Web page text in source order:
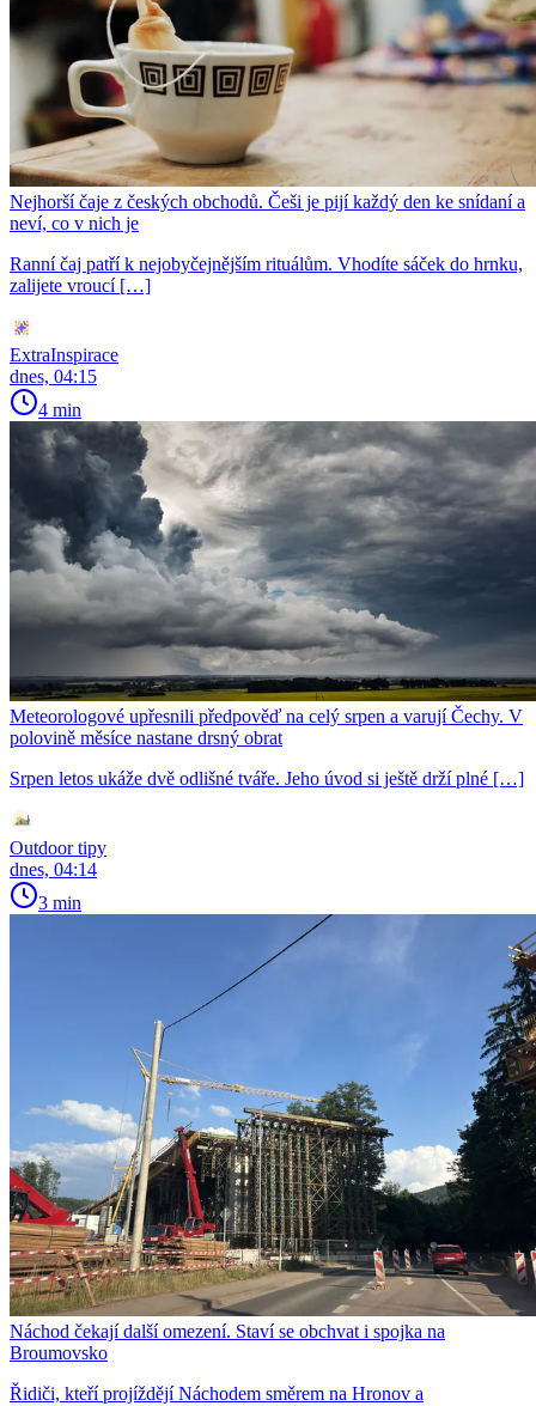
Nejhorší čaje z českých obchodů. Češi je pijí každý den ke snídaní a
neví, co v nich je
Ranní čaj patří k nejobyčejnějším rituálům. Vhodíte sáček do hrnku,
zalijete vroucí […]
ExtraInspirace
dnes, 04:15
4 min
Meteorologové upřesnili předpověď na celý srpen a varují Čechy. V
polovině měsíce nastane drsný obrat
Srpen letos ukáže dvě odlišné tváře. Jeho úvod si ještě drží plné […]
Outdoor tipy
dnes, 04:14
3 min
Náchod čekají další omezení. Staví se obchvat i spojka na
Broumovsko
Řidiči, kteří projíždějí Náchodem směrem na Hronov a